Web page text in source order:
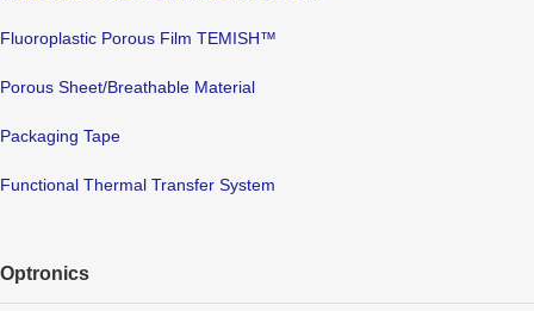
Fluoroplastic Porous Film TEMISH™
Porous Sheet/Breathable Material
Packaging Tape
Functional Thermal Transfer System
Optronics